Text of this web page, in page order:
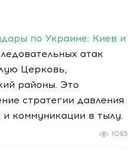
по Украине: Киев и
атак
Церковь,
районы. Это
стратегии давления
коммуникации в тылу.
1085